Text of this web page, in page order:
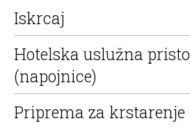
Iskrcaj
Hotelska uslužna
(napojnice)
Priprema za krstarenje